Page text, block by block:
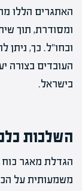
האתגרים הללו
ומסודרת, תוך
ובחו"ל. כך,
העובדים בצורה
בישראל.
השלכות
הגדלת מאגר כוח
משמעותית על